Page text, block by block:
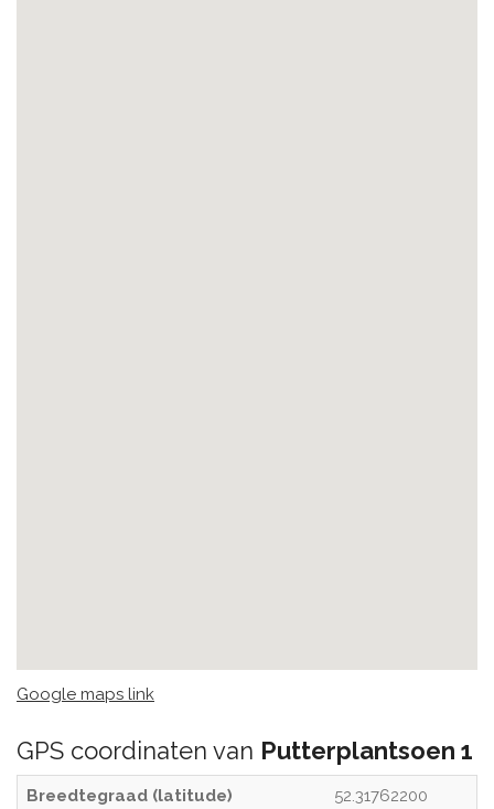
Google maps link
GPS coordinaten van Putterplantsoen 1
Breedtegraad (latitude) 52.31762200